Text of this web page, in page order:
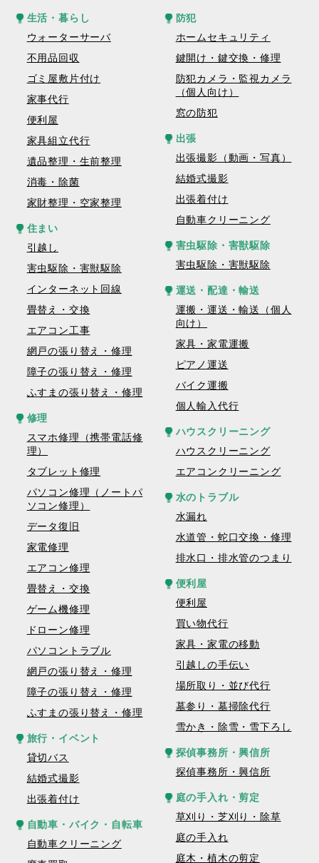
生活・暮らし
ウォーターサーバ
不用品回収
ゴミ屋敷片付け
家事代行
便利屋
家具組立代行
遺品整理・生前整理
消毒・除菌
家財整理・空家整理
住まい
引越し
害虫駆除・害獣駆除
インターネット回線
畳替え・交換
エアコン工事
網戸の張り替え・修理
障子の張り替え・修理
ふすまの張り替え・修理
修理
スマホ修理（携帯電話修
理）
タブレット修理
パソコン修理（ノートパ
ソコン修理）
データ復旧
家電修理
エアコン修理
畳替え・交換
ゲーム機修理
ドローン修理
パソコントラブル
網戸の張り替え・修理
障子の張り替え・修理
ふすまの張り替え・修理
旅行・イベント
貸切バス
結婚式撮影
出張着付け
自動車・バイク・自転車
自動車クリーニング
防犯
ホームセキュリティ
鍵開け・鍵交換・修理
防犯カメラ・監視カメラ
（個人向け）
窓の防犯
出張
出張撮影（動画・写真）
結婚式撮影
出張着付け
自動車クリーニング
害虫駆除・害獣駆除
害虫駆除・害獣駆除
運送・配達・輸送
運搬・運送・輸送（個人
向け）
家具・家電運搬
ピアノ運送
バイク運搬
個人輸入代行
ハウスクリーニング
ハウスクリーニング
エアコンクリーニング
水のトラブル
水漏れ
水道管・蛇口交換・修理
排水口・排水管のつまり
便利屋
便利屋
買い物代行
家具・家電の移動
引越しの手伝い
場所取り・並び代行
墓参り・墓掃除代行
雪かき・除雪・雪下ろし
探偵事務所・興信所
探偵事務所・興信所
庭の手入れ・剪定
草刈り・芝刈り・除草
庭の手入れ
庭木・植木の剪定